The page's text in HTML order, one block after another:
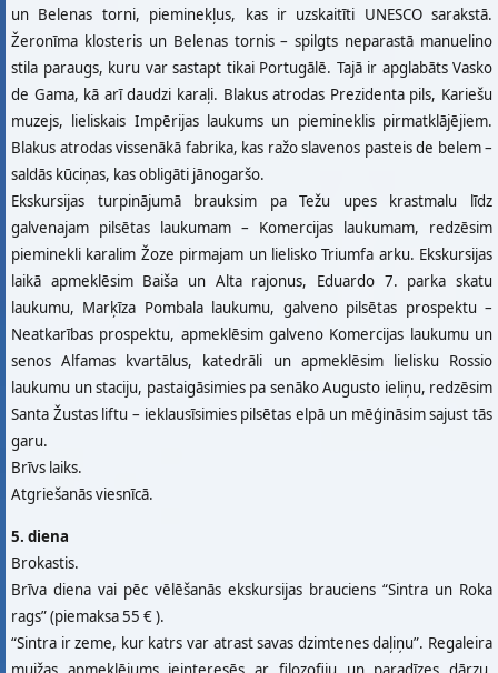
un Belenas torni, pieminekļus, kas ir uzskaitīti UNESCO sarakstā.
Žeronīma klosteris un Belenas tornis – spilgts neparastā manuelino
stila paraugs, kuru var sastapt tikai Portugālē. Tajā ir apglabāts Vasko
de Gama, kā arī daudzi karaļi. Blakus atrodas Prezidenta pils, Kariešu
muzejs, lieliskais Impērijas laukums un piemineklis pirmatklājējiem.
Blakus atrodas vissenākā fabrika, kas ražo slavenos pasteis de belem –
saldās kūciņas, kas obligāti jānogaršo.
Ekskursijas turpinājumā brauksim pa Težu upes krastmalu līdz
galvenajam pilsētas laukumam – Komercijas laukumam, redzēsim
pieminekli karalim Žoze pirmajam un lielisko Triumfa arku. Ekskursijas
laikā apmeklēsim Baiša un Alta rajonus, Eduardo 7. parka skatu
laukumu, Marķīza Pombala laukumu, galveno pilsētas prospektu –
Neatkarības prospektu, apmeklēsim galveno Komercijas laukumu un
senos Alfamas kvartālus, katedrāli un apmeklēsim lielisku Rossio
laukumu un staciju, pastaigāsimies pa senāko Augusto ieliņu, redzēsim
Santa Žustas liftu – ieklausīsimies pilsētas elpā un mēģināsim sajust tās
garu.
Brīvs laiks.
Atgriešanās viesnīcā.
5. diena
Brokastis.
Brīva diena vai pēc vēlēšanās ekskursijas brauciens “Sintra un Roka
rags” (piemaksa 55 € ).
“Sintra ir zeme, kur katrs var atrast savas dzimtenes daļiņu”. Regaleira